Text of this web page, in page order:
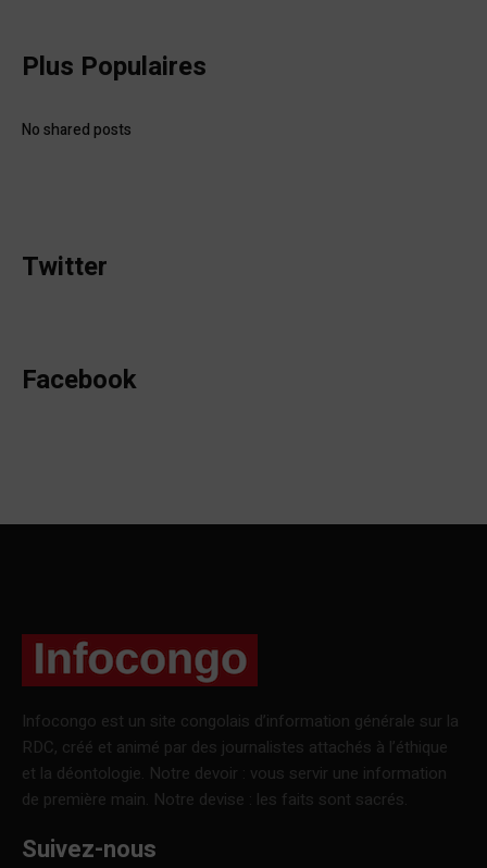
Plus Populaires
No shared posts
Twitter
Facebook
Infocongo est un site congolais d’information générale sur la
RDC, créé et animé par des journalistes attachés à l’éthique
et la déontologie. Notre devoir : vous servir une information
de première main. Notre devise : les faits sont sacrés.
Suivez-nous